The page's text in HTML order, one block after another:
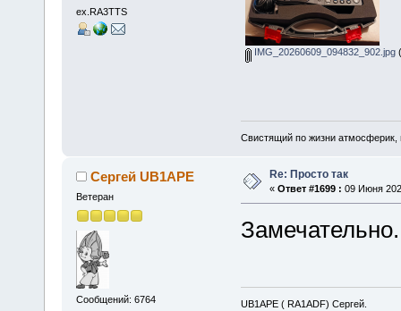
ex.RA3TTS
IMG_20260609_094832_902.jpg
Свистящий по жизни
Сергей UB1APE
Ветеран
Сообщений: 6764
Re: Просто так
« Ответ #1699 : 09 Июня
UB1APE ( RA1ADF) Сергей.